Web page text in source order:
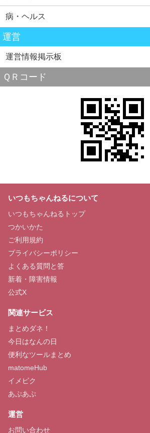
病・ヘルス
運営
運営情報掲示板
ＱＲコード
いつもちゃんねるについて
いつもちゃんねるトップ
つかいかた
ご利用規約
プライバシーポリシー
よくある質問と答
新着・障害情報
公式X
関連サービス
まとめダネ！
今日はなんの日
便利なツールまとめ
matomeHub
イメピク
あぷあぷ
運営
お問い合わせ